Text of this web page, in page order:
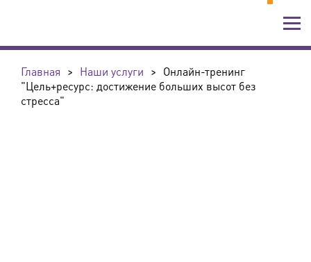
Главная > Наши услуги > Онлайн-тренинг
"Цель+ресурс: достижение больших высот без
стресса"